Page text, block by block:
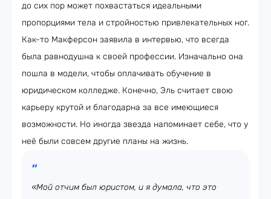
до сих пор может похвастаться идеальными
пропорциями тела и стройностью привлекательных ног.
Как-то Макферсон заявила в интервью, что всегда
была равнодушна к своей профессии. Изначально она
пошла в модели, чтобы оплачивать обучение в
юридическом колледже. Конечно, Эль считает свою
карьеру крутой и благодарна за все имеющиеся
возможности. Но иногда звезда напоминает себе, что у
неё были совсем другие планы на жизнь.
«Мой отчим был юристом, и я думала, что это